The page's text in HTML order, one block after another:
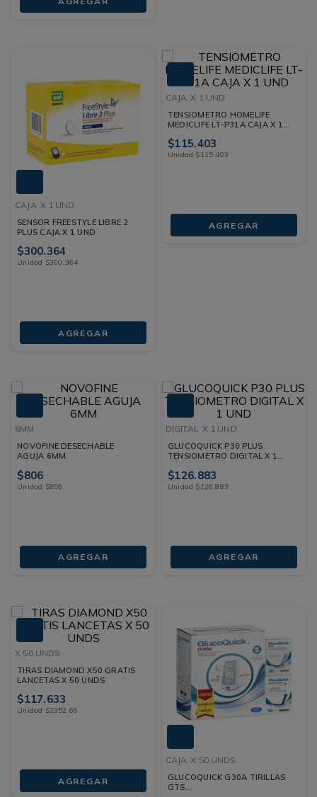
CAJA X 1 UND
SENSOR FREESTYLE LIBRE 2
PLUS CAJA X 1 UND
$300.364
Unidad $300. 364
AGREGAR
CAJA X 1 UND
TENSIOMETRO HOMELIFE
MEDICLIFE LT-P31A CAJA X 1
$115.403
Unidad $115.403
AGREGAR
6MM
NOVOFINE DESECHABLE
AGUJA 6MM
$806
Unidad $806
AGREGAR
DIGITAL X 1 UND
GLUCOQUICK P30 PLUS
TENSIOMETRO DIGITAL X 1
$126.883
Unidad $126.883
AGREGAR
X 50 UNDS
TIRAS DIAMOND X50 GRATIS
LANCETAS X 50 UNDS
$117.633
Unidad $2352 ,66
AGREGAR
CAJA X 50 UNDS
GLUCOQUICK G30A TIRILLAS
GTS